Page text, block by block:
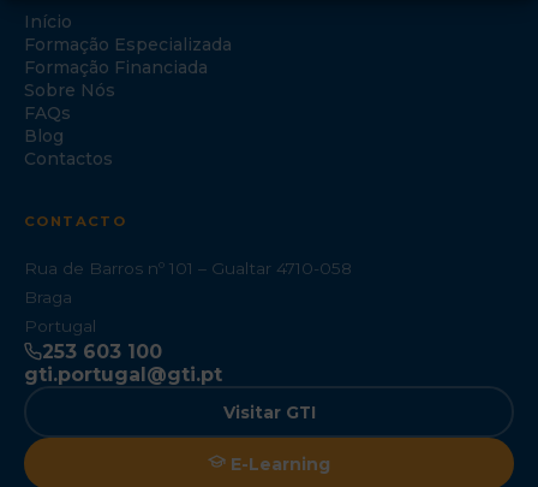
Início
Formação Especializada
Formação Financiada
Sobre Nós
FAQs
Blog
Contactos
CONTACTO
Rua de Barros nº 101 – Gualtar 4710-058
Braga
Portugal
253 603 100
gti.portugal@gti.pt
Visitar GTI
E-Learning